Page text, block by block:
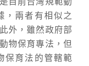
，兩者有相似之
外，雖然政府部
物保育專法，但
保育法的管轄範